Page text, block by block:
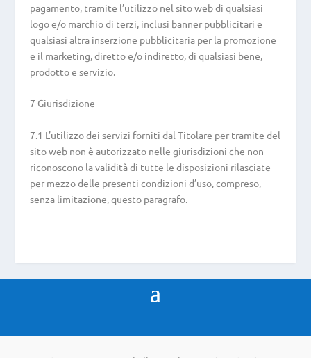
pagamento, tramite l’utilizzo nel sito web di qualsiasi
logo e/o marchio di terzi, inclusi banner pubblicitari e
qualsiasi altra inserzione pubblicitaria per la promozione
e il marketing, diretto e/o indiretto, di qualsiasi bene,
prodotto e servizio.
7 Giurisdizione
7.1 L’utilizzo dei servizi forniti dal Titolare per tramite del
sito web non è autorizzato nelle giurisdizioni che non
riconoscono la validità di tutte le disposizioni rilasciate
per mezzo delle presenti condizioni d’uso, compreso,
senza limitazione, questo paragrafo.